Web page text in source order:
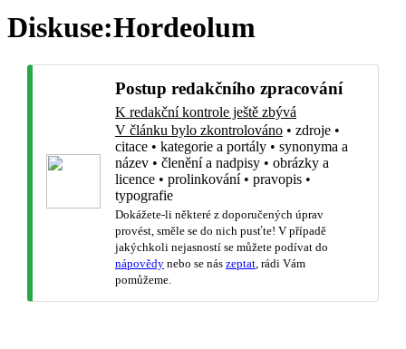
Diskuse:Hordeolum
Postup redakčního zpracování
K redakční kontrole ještě zbývá
V článku bylo zkontrolováno • zdroje •
citace • kategorie a portály • synonyma a
název • členění a nadpisy • obrázky a
licence • prolinkování• pravopis •
typografie
Dokážete-li některé z doporučených úprav
provést, směle se do nich pusťte! V případě
jakýchkoli nejasností se můžete podívat do
nápovědy nebo se nás zeptat , rádi Vám
pomůžeme.